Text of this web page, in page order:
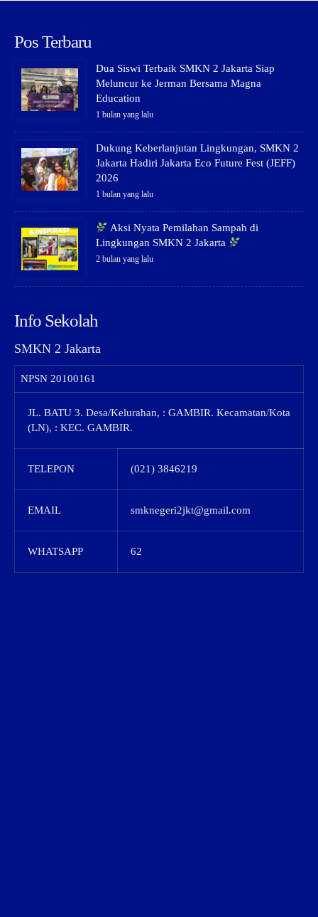
Pos Terbaru
Dua Siswi Terbaik SMKN 2 Jakarta Siap
Meluncur ke Jerman Bersama Magna
Education
1 bulan yang lalu
Dukung Keberlanjutan Lingkungan, SMKN 2
Jakarta Hadiri Jakarta Eco Future Fest (JEFF)
2026
1 bulan yang lalu
Aksi Nyata Pemilahan Sampah di
Lingkungan SMKN 2 Jakarta
2 bulan yang lalu
Info Sekolah
SMKN 2 Jakarta
NPSN 20100161
JL. BATU 3. Desa/Kelurahan, : GAMBIR. Kecamatan/Kota
(LN), : KEC. GAMBIR.
TELEPON (021) 3846219
EMAIL smknegeri2jkt@gmail.com
WHATSAPP 62